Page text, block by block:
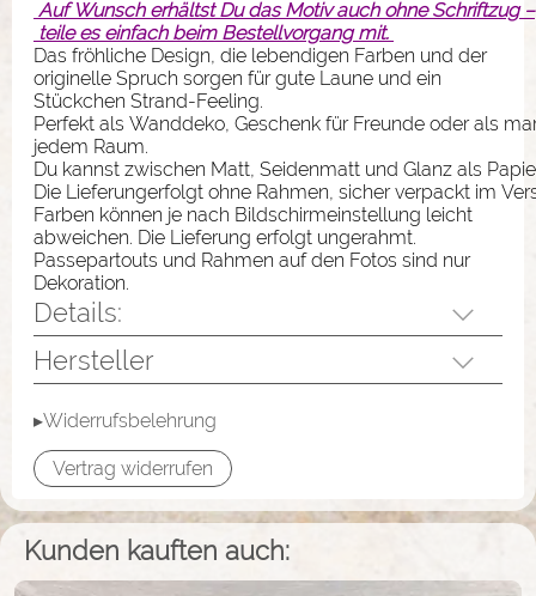
Auf Wunsch erhältst Du das Motiv auch ohne Schriftzug –
teile es einfach beim Bestellvorgang mit.
Das fröhliche Design, die lebendigen Farben und der
originelle Spruch sorgen für gute Laune und ein
Stückchen Strand-Feeling.
Perfekt als Wanddeko, Geschenk für Freunde oder als
jedem Raum.
Du kannst zwischen Matt, Seidenmatt und Glanz als
Die Lieferungerfolgt ohne Rahmen, sicher verpackt im
Farben können je nach Bildschirmeinstellung leicht
abweichen. Die Lieferung erfolgt ungerahmt.
Passepartouts und Rahmen auf den Fotos sind nur
Dekoration.
Details:
Hersteller
▸Widerrufsbelehrung
Vertrag widerrufen
Kunden kauften auch: